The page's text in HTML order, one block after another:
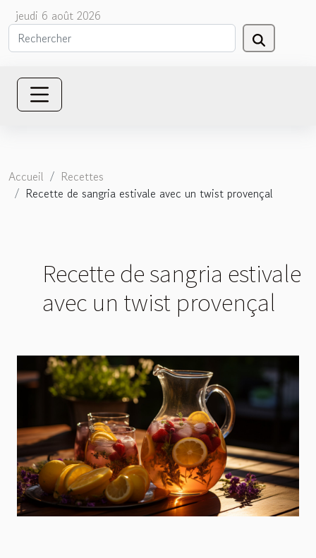
jeudi 6 août 2026
Accueil
Recettes
Recette de sangria estivale avec un twist provençal
Recette de sangria estivale
avec un twist provençal